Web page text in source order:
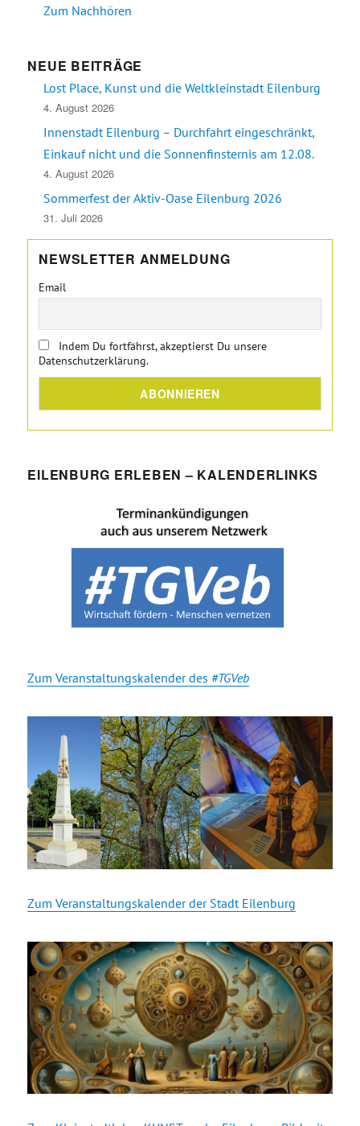
Zum Nachhören
NEUE BEITRÄGE
Lost Place, Kunst und die Weltkleinstadt Eilenburg
4. August 2026
Innenstadt Eilenburg – Durchfahrt eingeschränkt,
Einkauf nicht und die Sonnenfinsternis am 12.08.
4. August 2026
Sommerfest der Aktiv-Oase Eilenburg 2026
31. Juli 2026
NEWSLETTER ANMELDUNG
Email
Indem Du fortfährst, akzeptierst Du unsere
Datenschutzerklärung.
EILENBURG ERLEBEN – KALENDERLINKS
Zum Veranstaltungskalender des #TGVeb
Zum Veranstaltungskalender der Stadt Eilenburg